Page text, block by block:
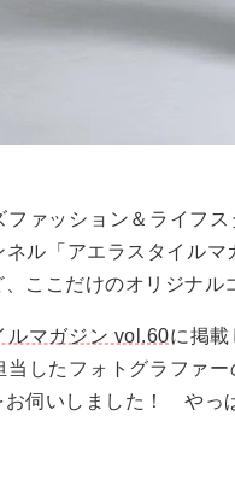
ファッション＆ライフ
ネル 「アエラスタイルマ
ここだけのオリジナル
ルマガジン vol.60に掲載
当したフォトグラファ
お伺いしました！ やっ